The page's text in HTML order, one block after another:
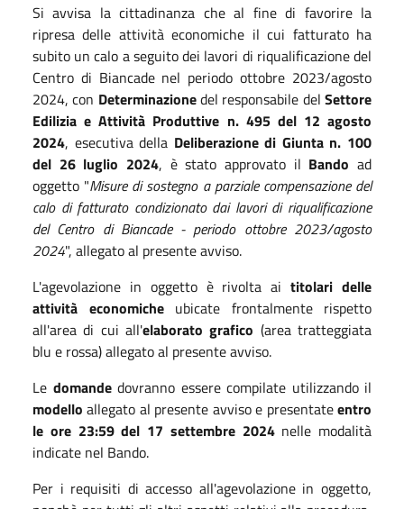
Si avvisa la cittadinanza che al fine di favorire la
ripresa delle attività economiche il cui fatturato ha
subito un calo a seguito dei lavori di riqualificazione del
Centro di Biancade nel periodo ottobre 2023/agosto
2024, con Determinazionedel responsabile delSettore
Edilizia e Attività Produttive n. 495 del 12 agosto
2024, esecutiva della Deliberazione di Giunta n. 100
del 26 luglio 2024, è stato approvato il Bando ad
oggetto "Misure di sostegno a parziale compensazione del
calo di fatturato condizionato dai lavori di riqualificazione
del Centro di Biancade - periodo ottobre 2023/agosto
2024", allegato al presente avviso.
L'agevolazione in oggetto è rivolta aititolari delle
attività economicheubicate frontalmente rispetto
all'area di cui all'elaborato grafico (area tratteggiata
blu e rossa) allegato al presente avviso.
Le domandedovranno essere compilate utilizzando il
modello allegato al presente avviso e presentateentro
le ore 23:59 del 17 settembre 2024nelle modalità
indicate nel Bando.
Per i requisiti di accesso all'agevolazione in oggetto,